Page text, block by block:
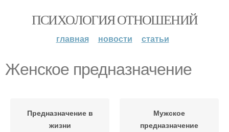
ПСИХОЛОГИЯ ОТНОШЕНИЙ
главная новости статьи
Женское предназначение
Предназначение в
жизни
Мужское
предназначение